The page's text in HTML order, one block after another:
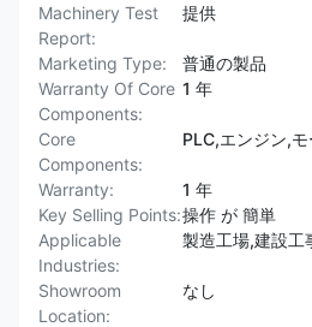
Machinery Test
Report:
提供
Marketing Type:
普通の製品
Warranty Of Core
Components:
1 年
Core
Components:
PLC,エンジン,
Warranty:
1 年
Key Selling Points:操作 が 簡単
Applicable
Industries:
製造工場,建設工
Showroom
Location:
なし